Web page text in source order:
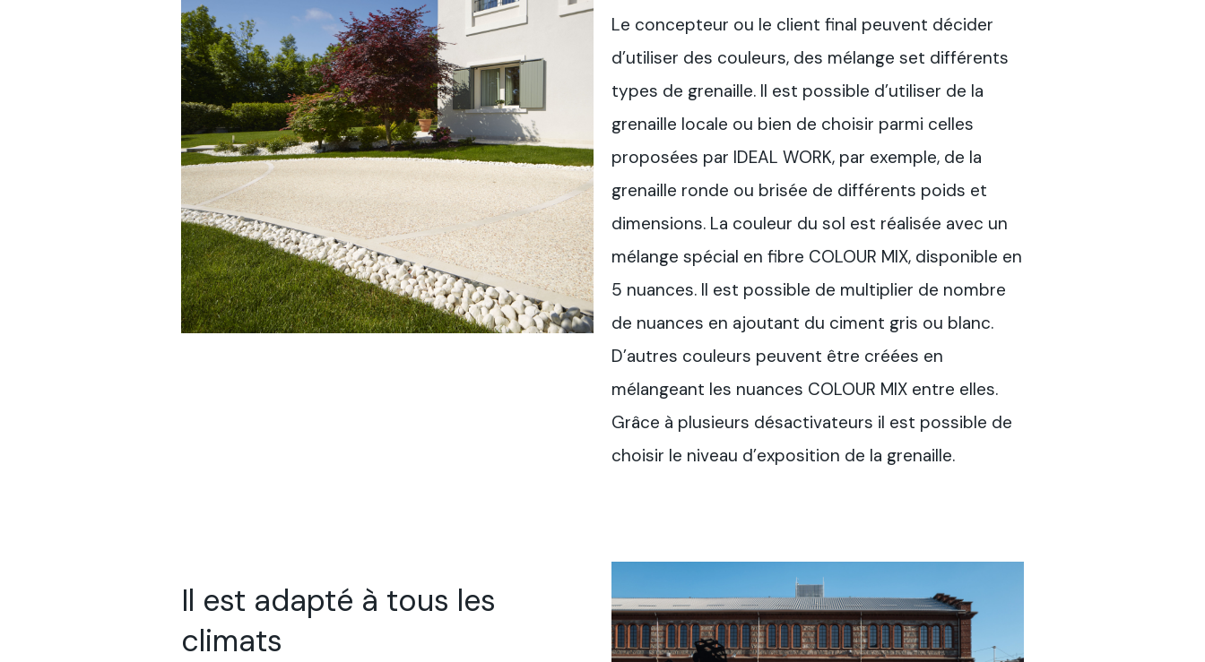
Le concepteur ou le client final peuvent décider
d’utiliser des couleurs, des mélange set différents
types de grenaille. Il est possible d’utiliser de la
grenaille locale ou bien de choisir parmi celles
proposées par IDEAL WORK, par exemple, de la
grenaille ronde ou brisée de différents poids et
dimensions. La couleur du sol est réalisée avec un
mélange spécial en fibre COLOUR MIX, disponible en
5 nuances. Il est possible de multiplier de nombre
de nuances en ajoutant du ciment gris ou blanc.
D’autres couleurs peuvent être créées en
mélangeant les nuances COLOUR MIX entre elles.
Grâce à plusieurs désactivateurs il est possible de
choisir le niveau d’exposition de la grenaille.
Il est adapté à tous les
climats